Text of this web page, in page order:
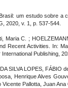
um estudo sobre a
2020, v. 1, p. 537-544.
C. ;
Recent Activities. In:
Publishing,
LOPES, FÁBIO
Henrique Alves
Pallotta, Juan Ana